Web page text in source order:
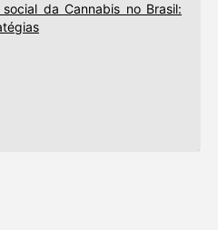
da Cannabis no Brasil: